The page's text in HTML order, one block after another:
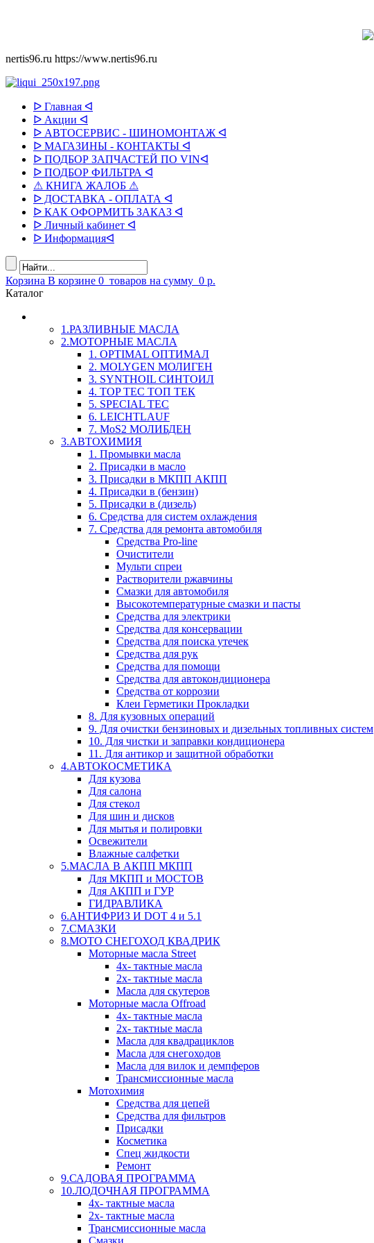
nertis96.ru https://www.nertis96.ru
ᐅ Главная ᐊ
ᐅ Акции ᐊ
ᐅ АВТОСЕРВИС - ШИНОМОНТАЖ ᐊ
ᐅ МАГАЗИНЫ - КОНТАКТЫ ᐊ
ᐅ ПОДБОР ЗАПЧАСТЕЙ ПО VINᐊ
ᐅ ПОДБОР ФИЛЬТРА ᐊ
⚠ КНИГА ЖАЛОБ ⚠
ᐅ ДОСТАВКА - ОПЛАТА ᐊ
ᐅ КАК ОФОРМИТЬ ЗАКАЗ ᐊ
ᐅ Личный кабинет ᐊ
ᐅ Информацияᐊ
Корзина В корзине 0 товаров на сумму 0 р.
Каталог
1.РАЗЛИВНЫЕ МАСЛА
2.МОТОРНЫЕ МАСЛА
1. OPTIMAL ОПТИМАЛ
2. MOLYGEN МОЛИГЕН
3. SYNTHOIL СИНТОИЛ
4. TOP TEC ТОП ТЕК
5. SPECIAL TEC
6. LEICHTLAUF
7. MoS2 МОЛИБДЕН
3.АВТОХИМИЯ
1. Промывки масла
2. Присадки в масло
3. Присадки в МКПП АКПП
4. Присадки в (бензин)
5. Присадки в (дизель)
6. Средства для систем охлаждения
7. Средства для ремонта автомобиля
Средства Pro-line
Очистители
Мульти спреи
Растворители ржавчины
Смазки для автомобиля
Высокотемпературные смазки и пасты
Средства для электрики
Средства для консервации
Средства для поиска утечек
Средства для рук
Средства для помощи
Средства для автокондиционера
Средства от коррозии
Клеи Герметики Прокладки
8. Для кузовных операций
9. Для очистки бензиновых и дизельных топливных систем
10. Для чистки и заправки кондиционера
11. Для антикор и защитной обработки
4.АВТОКОСМЕТИКА
Для кузова
Для салона
Для стекол
Для шин и дисков
Для мытья и полировки
Освежители
Влажные салфетки
5.МАСЛА В АКПП МКПП
Для МКПП и МОСТОВ
Для АКПП и ГУР
ГИДРАВЛИКА
6.АНТИФРИЗ И DOT 4 и 5.1
7.СМАЗКИ
8.МОТО СНЕГОХОД КВАДРИК
Моторные масла Street
4х- тактные масла
2х- тактные масла
Масла для скутеров
Моторные масла Offroad
4х- тактные масла
2х- тактные масла
Масла для квадрациклов
Масла для снегоходов
Масла для вилок и демпферов
Трансмиссионные масла
Мотохимия
Средства для цепей
Средства для фильтров
Присадки
Косметика
Спец жидкости
Ремонт
9.САДОВАЯ ПРОГРАММА
10.ЛОДОЧНАЯ ПРОГРАММА
4х- тактные масла
2х- тактные масла
Трансмиссионные масла
Смазки